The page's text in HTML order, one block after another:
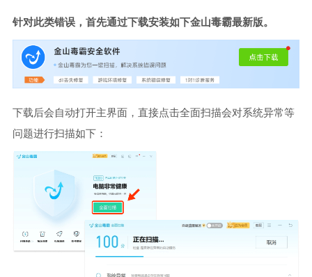
针对此类错误，首先通过下载安装如下金山毒霸最新版。
下载后会自动打开主界面，直接点击全面扫描会对系统异常等
问题进行扫描如下：